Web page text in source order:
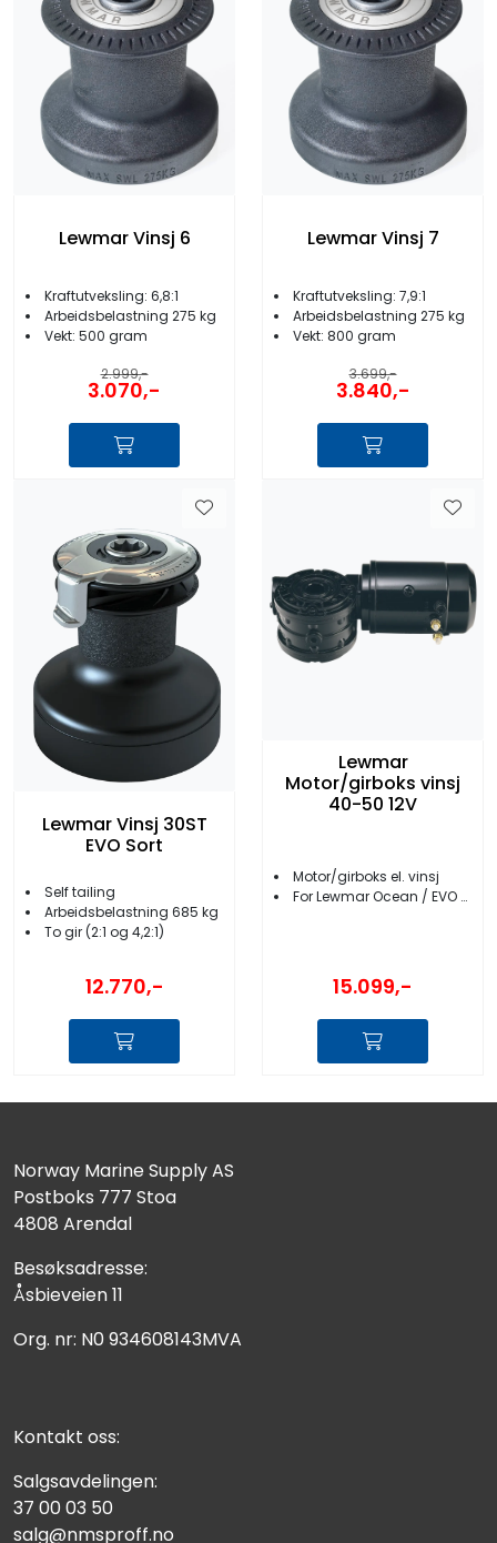
Lewmar Vinsj 6
Kraftutveksling: 6,8:1
Arbeidsbelastning 275 kg
Vekt: 500 gram
2.999,-
3.070,-
Lewmar Vinsj 7
Kraftutveksling: 7,9:1
Arbeidsbelastning 275 kg
Vekt: 800 gram
3.699,-
3.840,-
Lewmar Vinsj 30ST
EVO Sort
Self tailing
Arbeidsbelastning 685 kg
To gir (2:1 og 4,2:1)
12.770,-
Lewmar
Motor/girboks vinsj
40-50 12V
Motor/girboks el. vinsj
For Lewmar Ocean / EVO 40-50
15.099,-
Norway Marine Supply AS
Postboks 777 Stoa
4808 Arendal
Besøksadresse:
Åsbieveien 11
Org. nr: N0 934608143MVA
Kontakt oss:
Salgsavdelingen:
37 00 03 50
salg@nmsproff.no